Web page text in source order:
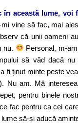
în această lume, voi
vine să fac, mai
că unii oameni
nu.
Personal, m-
să văd dacă
fi ținut minte peste
Nu am. Mă
pentru binele
fac pentru ca cei
să-și aducă